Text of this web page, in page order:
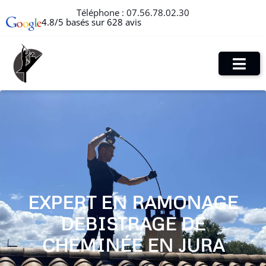
Téléphone : 07.56.78.02.30
4.8/5 basés sur 628 avis
EXPERT EN RAMONAGE
DEBISTRAGE DE
CHEMINÉE EN JURA